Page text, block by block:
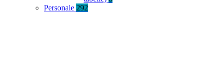
Personale 292